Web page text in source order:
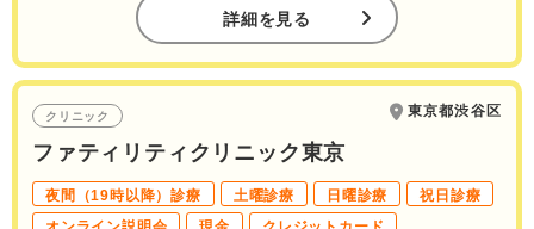
詳細を見る
クリニック 東京都渋谷区
ファティリティクリニック東京
夜間（19時以降）診療 土曜診療 日曜診療
祝日診療